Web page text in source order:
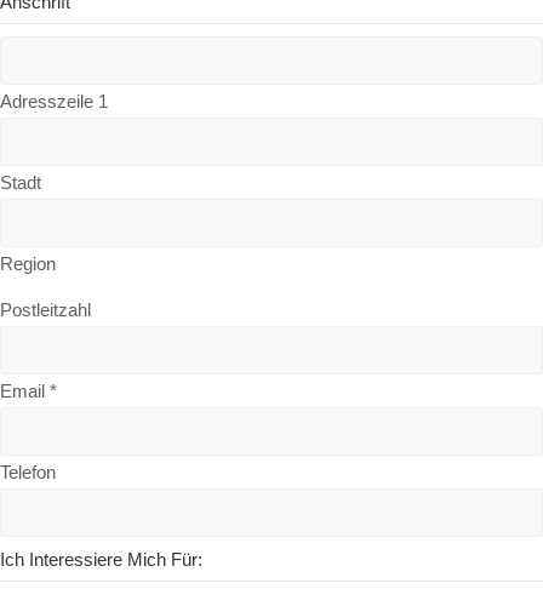
Adresszeile 1
Stadt
Region
Postleitzahl
Email *
Telefon
Ich Interessiere Mich Für: